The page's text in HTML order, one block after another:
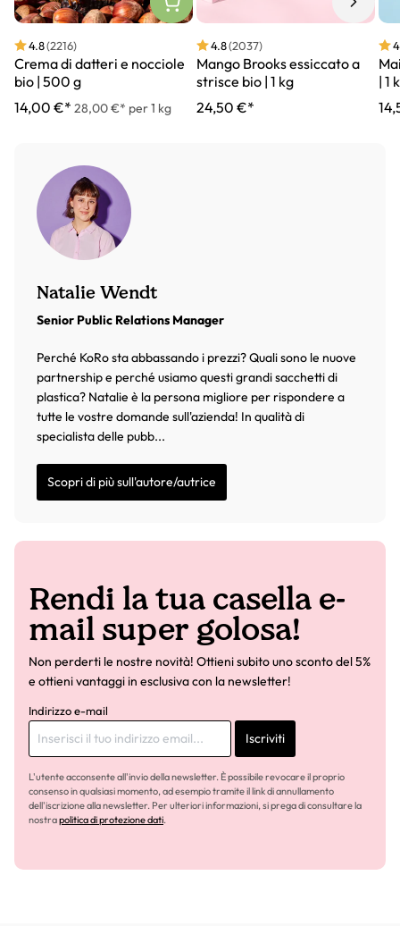
4.8(2216)
Crema di datteri e nocciole
bio | 500 g
14,00 €* 28,00 €* per 1 kg
4.8(2037)
Mango Brooks essiccato a
strisce bio | 1 kg
24,50 €*
| 1
Natalie Wendt
Senior Public Relations Manager
Perché KoRo sta abbassando i prezzi? Quali sono le nuove
partnership e perché usiamo questi grandi sacchetti di
plastica? Natalie è la persona migliore per rispondere a
tutte le vostre domande sull'azienda! In qualità di
specialista delle pubb...
Scopri di più sull'autore/autrice
Rendi la tua casella e-
mail super golosa!
Non perderti le nostre novità! Ottieni subito uno sconto del 5%
e ottieni vantaggi in esclusiva con la newsletter!
Indirizzo e-mail
Iscriviti
L'utente acconsente all'invio della newsletter. È possibile revocare il proprio
consenso in qualsiasi momento, ad esempio tramite il link di annullamento
dell'iscrizione alla newsletter. Per ulteriori informazioni, si prega di consultare la
nostrapolitica di protezione dati.